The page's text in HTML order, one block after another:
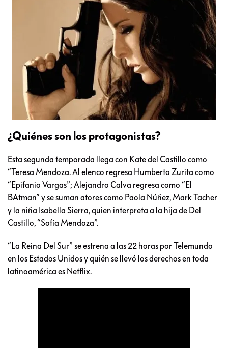
¿Quiénes son los protagonistas?
Esta segunda temporada llega con Kate del Castillo como
“Teresa Mendoza. Al elenco regresa Humberto Zurita como
“Epifanio Vargas”; Alejandro Calva regresa como “El
BAtman” y se suman atores como Paola Núñez, Mark Tacher
y la niña Isabella Sierra, quien interpreta a la hija de Del
Castillo, “Sofía Mendoza”.
“La Reina Del Sur” se estrena a las 22 horas por Telemundo
en los Estados Unidos y quién se llevó los derechos en toda
latinoamérica es Netflix.